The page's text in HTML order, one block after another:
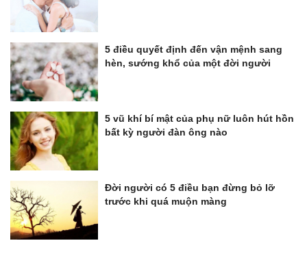
5 điều quyết định đến vận mệnh sang
hèn, sướng khổ của một đời người
5 vũ khí bí mật của phụ nữ luôn hút hồn
bất kỳ người đàn ông nào
Đời người có 5 điều bạn đừng bỏ lỡ
trước khi quá muộn màng